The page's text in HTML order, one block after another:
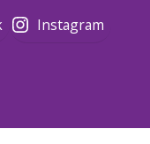
Instagram